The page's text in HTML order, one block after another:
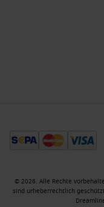
© 2026. Alle Rechte
sind urheberrechtlich